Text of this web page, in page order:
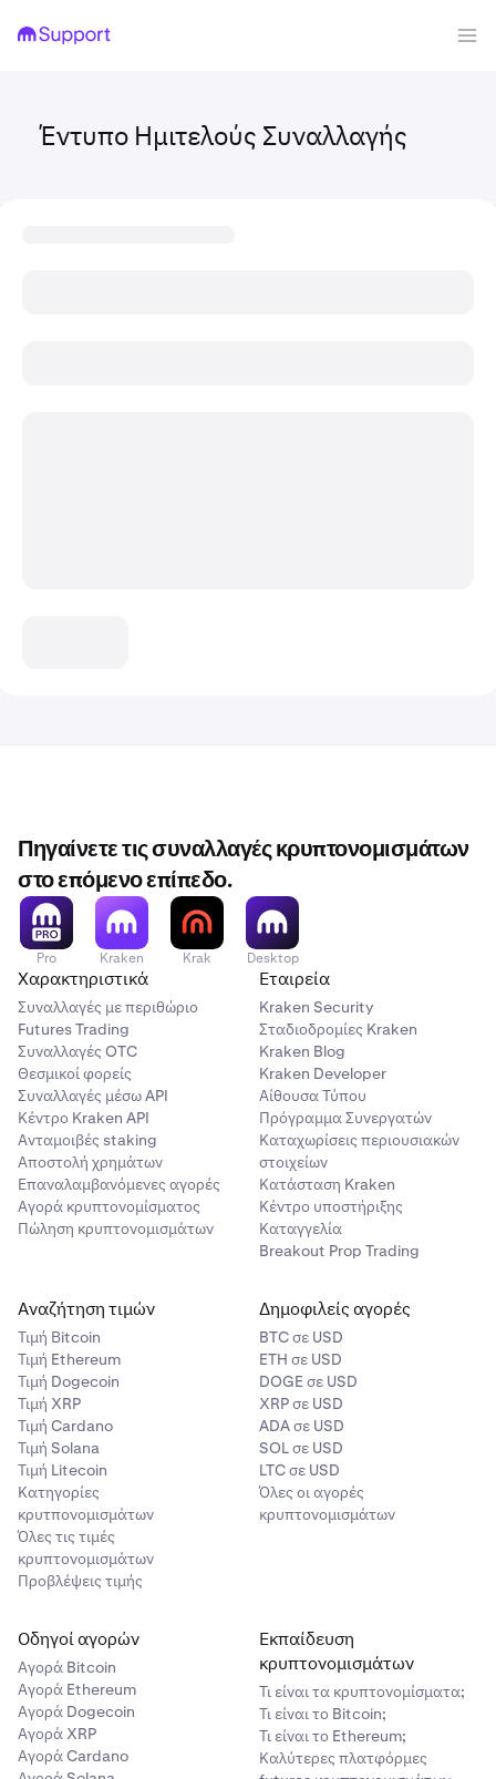
Έντυπο Ημιτελούς Συναλλαγής
Πηγαίνετε τις συναλλαγές κρυπτονομισμάτων
στο επόμενο επίπεδο.
Pro Kraken Krak Desktop
Χαρακτηριστικά
Συναλλαγές με περιθώριο
Futures Trading
Συναλλαγές OTC
Θεσμικοί φορείς
Συναλλαγές μέσω API
Κέντρο Kraken API
Ανταμοιβές staking
Αποστολή χρημάτων
Επαναλαμβανόμενες αγορές
Αγορά κρυπτονομίσματος
Πώληση κρυπτονομισμάτων
Εταιρεία
Kraken Security
Σταδιοδρομίες Kraken
Kraken Blog
Kraken Developer
Αίθουσα Τύπου
Πρόγραμμα Συνεργατών
Καταχωρίσεις περιουσιακών
στοιχείων
Κατάσταση Kraken
Κέντρο υποστήριξης
Καταγγελία
Breakout Prop Trading
Αναζήτηση τιμών
Τιμή Βitcoin
Τιμή Ethereum
Τιμή Dogecoin
Τιμή XRP
Τιμή Cardano
Τιμή Solana
Τιμή Litecoin
Κατηγορίες
κρυτπονομισμάτων
Όλες τις τιμές
κρυπτονομισμάτων
Προβλέψεις τιμής
Δημοφιλείς αγορές
BTC σε USD
ETH σε USD
DOGE σε USD
XRP σε USD
ADA σε USD
SOL σε USD
LTC σε USD
Όλες οι αγορές
κρυπτονομισμάτων
Οδηγοί αγορών
Αγορά Bitcoin
Αγορά Ethereum
Αγορά Dogecoin
Αγορά XRP
Αγορά Cardano
Εκπαίδευση
κρυπτονομισμάτων
Τι είναι τα κρυπτονομίσματα;
Τι είναι το Bitcoin;
Τι είναι το Ethereum;
Καλύτερες πλατφόρμες